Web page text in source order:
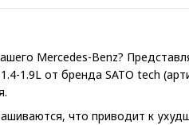
Mercedes-Benz?
1.9L от бренда SATO tech
что приводит к